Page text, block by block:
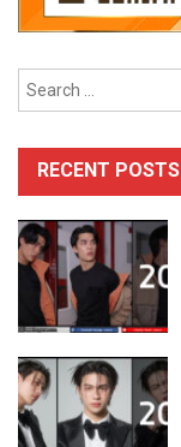
RECENT POSTS